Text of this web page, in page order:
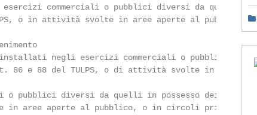
commerciali o pubblici diversi da quelli
o in attività svolte in aree aperte al pubblico, o
15
intrattenimento                                           15
negli esercizi commerciali o pubblici
e 88 del TULPS, o di attività svolte in aree
15
pubblici diversi da quelli in possesso dei titoli
aree aperte al pubblico, o in circoli privati 15